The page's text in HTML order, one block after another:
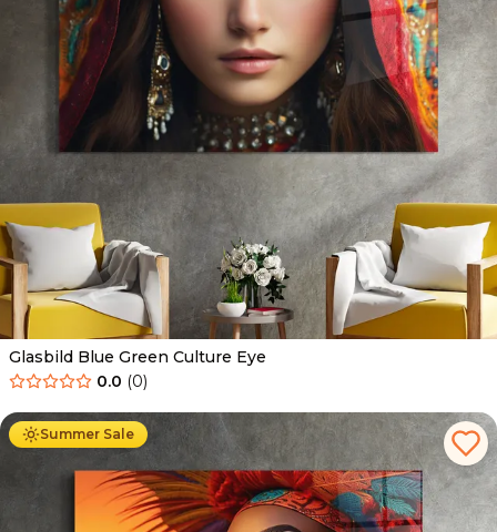
Glasbild Blue Green Culture Eye
0.0 (0)
Summer Sale
Ab 69.90 € 44.90